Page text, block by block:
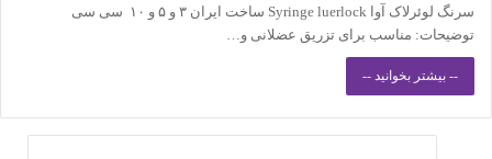
سرنگ لوئرلاک آوا Syringe luerlock ساخت ایران ۳ و ۵ و ۱۰ سی سی
توضیحات: مناسب برای تزریق عضلانی و…
-- بیشتر بخوانید --